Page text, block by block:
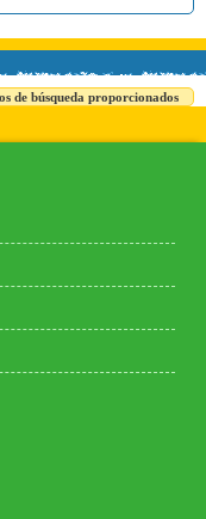
de búsqueda proporcionados